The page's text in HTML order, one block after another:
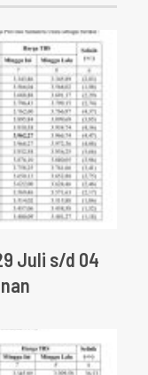
Juli s/d 04